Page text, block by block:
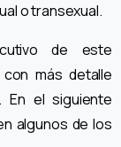
o transexual.
de este
más detalle
En el siguiente
algunos de los